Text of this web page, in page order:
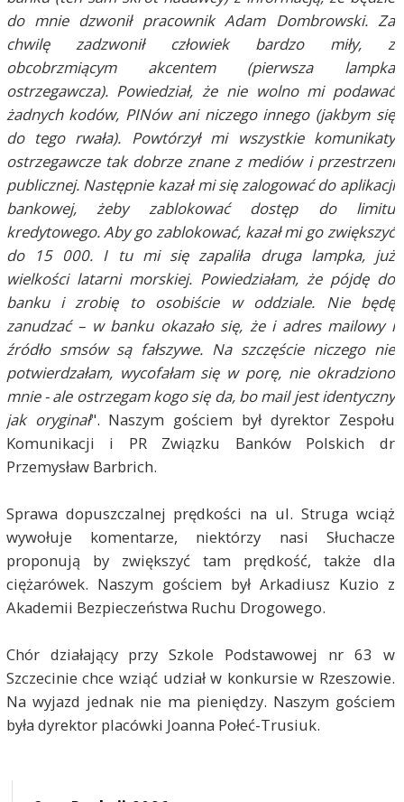
do mnie dzwonił pracownik Adam Dombrowski. Za
chwilę zadzwonił człowiek bardzo miły, z
obcobrzmiącym akcentem (pierwsza lampka
ostrzegawcza). Powiedział, że nie wolno mi podawać
żadnych kodów, PINów ani niczego innego (jakbym się
do tego rwała). Powtórzył mi wszystkie komunikaty
ostrzegawcze tak dobrze znane z mediów i przestrzeni
publicznej. Następnie kazał mi się zalogować do aplikacji
bankowej, żeby zablokować dostęp do limitu
kredytowego. Aby go zablokować, kazał mi go zwiększyć
do 15 000. I tu mi się zapaliła druga lampka, już
wielkości latarni morskiej. Powiedziałam, że pójdę do
banku i zrobię to osobiście w oddziale. Nie będę
zanudzać – w banku okazało się, że i adres mailowy i
źródło smsów są fałszywe. Na szczęście niczego nie
potwierdzałam, wycofałam się w porę, nie okradziono
mnie - ale ostrzegam kogo się da, bo mail jest identyczny
jak oryginał". Naszym gościem był dyrektor Zespołu
Komunikacji i PR Związku Banków Polskich dr
Przemysław Barbrich.
Sprawa dopuszczalnej prędkości na ul. Struga wciąż
wywołuje komentarze, niektórzy nasi Słuchacze
proponują by zwiększyć tam prędkość, także dla
ciężarówek. Naszym gościem był Arkadiusz Kuzio z
Akademii Bezpieczeństwa Ruchu Drogowego.
Chór działający przy Szkole Podstawowej nr 63 w
Szczecinie chce wziąć udział w konkursie w Rzeszowie.
Na wyjazd jednak nie ma pieniędzy. Naszym gościem
była dyrektor placówki Joanna Połeć-Trusiuk.